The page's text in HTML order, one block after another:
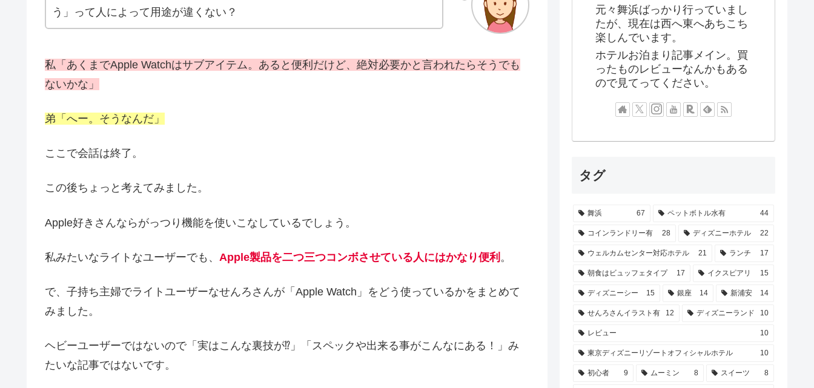
う」って人によって用途が違くない？
私「あくまでApple Watchはサブアイテム。あると便利だけど、絶対必要かと言われたらそうでも
ないかな」
弟「へー。そうなんだ」
ここで会話は終了。
この後ちょっと考えてみました。
Apple好きさんならがっつり機能を使いこなしているでしょう。
私みたいなライトなユーザーでも、 Apple製品を二つ三つコンボさせている人にはかなり便利 。
で、子持ち主婦でライトユーザーなせんろさんが「Apple Watch」をどう使っているかをまとめて
みました。
ヘビーユーザーではないので「実はこんな裏技が⁉︎」「スペックや出来る事がこんなにある！」み
たいな記事ではないです。
元々舞浜ばっかり行っていまし
たが、現在は西へ東へあちこち
楽しんでいます。
ホテルお泊まり記事メイン。買
ったものレビューなんかもある
ので見てってください。
タグ
舞浜 67 ペットボトル水有 44
コインランドリー有 28 ディズニーホテル 22
ウェルカムセンター対応ホテル 21 ランチ 17
朝食はビュッフェタイプ 17 イクスピアリ 15
ディズニーシー 15 銀座 14 新浦安 14
せんろさんイラスト有 12 ディズニーランド 10
レビュー 10
東京ディズニーリゾートオフィシャルホテル 10
初心者 9 ムーミン 8 スイーツ 8